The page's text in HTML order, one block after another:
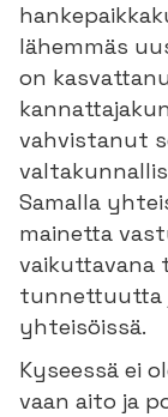
lähemmäs
on
vahvistanut
Samalla
mainetta
vaikuttavana
tunnettuutta
yhteisöissä.
Kyseessä ei
vaan aito ja